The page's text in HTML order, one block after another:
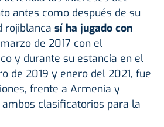
antes como después de su
rojiblanca sí ha jugado con
de 2017 con el
y durante su estancia en el
de 2019 y enero del 2021, fue
frente a Armenia y
ambos clasificatorios para la